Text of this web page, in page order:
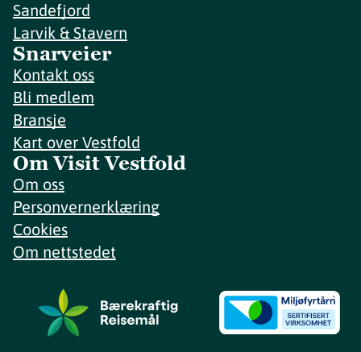
Sandefjord
Larvik & Stavern
Snarveier
Kontakt oss
Bli medlem
Bransje
Kart over Vestfold
Om Visit Vestfold
Om oss
Personvernerklæring
Cookies
Om nettstedet